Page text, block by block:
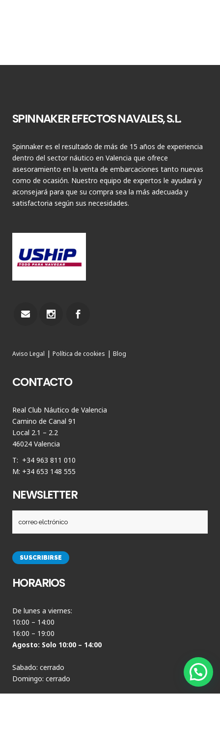
SPINNAKER EFECTOS NAVALES, S.L.
Spinnaker es el resultado de más de 15 años de experiencia
dentro del sector náutico en Valencia que ofrece
asesoramiento en la venta de embarcaciones tanto nuevas
como de ocasión. Nuestro equipo de expertos le ayudará y
aconsejará para que su compra sea la más adecuada y
satisfactoria según sus necesidades.
Aviso Legal | Política de cookies | Blog
CONTACTO
Real Club Náutico de Valencia
Camino de Canal 91
Local 2.1 – 2.2
46024 Valencia
T: +34 963 811 010
M: +34 653 148 555
NEWSLETTER
HORARIOS
De lunes a viernes:
10:00 – 14:00
16:00 – 19:00
Agosto: Solo 10:00 – 14:00
Sabado: cerrado
Domingo: cerrado